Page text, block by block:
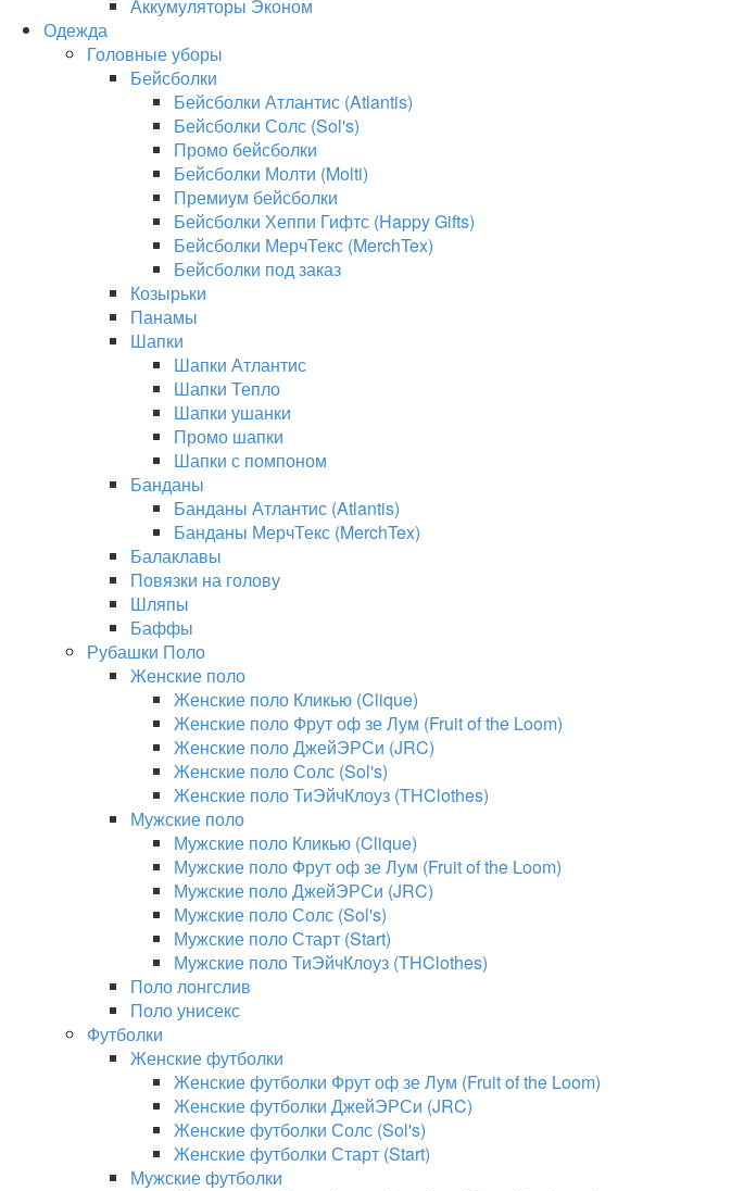
Аккумуляторы Эконом
Одежда
Головные уборы
Бейсболки
Бейсболки Атлантис (Atlantis)
Бейсболки Солс (Sol's)
Промо бейсболки
Бейсболки Молти (Molti)
Премиум бейсболки
Бейсболки Хеппи Гифтс (Happy Gifts)
Бейсболки МерчТекс (MerchTex)
Бейсболки под заказ
Козырьки
Панамы
Шапки
Шапки Атлантис
Шапки Тепло
Шапки ушанки
Промо шапки
Шапки с помпоном
Банданы
Банданы Атлантис (Atlantis)
Банданы МерчТекс (MerchTex)
Балаклавы
Повязки на голову
Шляпы
Баффы
Рубашки Поло
Женские поло
Женские поло Кликью (Clique)
Женские поло Фрут оф зе Лум (Fruit of the Loom)
Женские поло ДжейЭРСи (JRC)
Женские поло Солс (Sol's)
Женские поло ТиЭйчКлоуз (THClothes)
Мужские поло
Мужские поло Кликью (Clique)
Мужские поло Фрут оф зе Лум (Fruit of the Loom)
Мужские поло ДжейЭРСи (JRC)
Мужские поло Солс (Sol's)
Мужские поло Старт (Start)
Мужские поло ТиЭйчКлоуз (THClothes)
Поло лонгслив
Поло унисекс
Футболки
Женские футболки
Женские футболки Фрут оф зе Лум (Fruit of the Loom)
Женские футболки ДжейЭРСи (JRC)
Женские футболки Солс (Sol's)
Женские футболки Старт (Start)
Мужские футболки